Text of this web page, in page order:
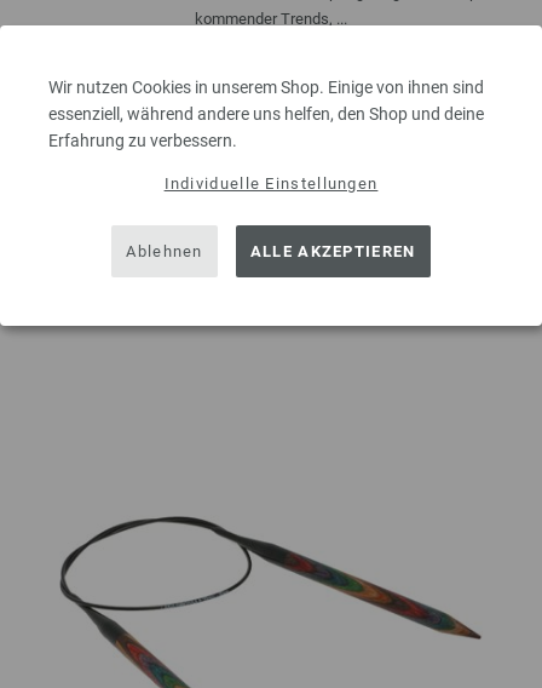
Wir nutzen Cookies in unserem Shop. Einige von ihnen sind
essenziell, während andere uns helfen, den Shop und deine
Erfahrung zu verbessern.
Individuelle Einstellungen
Ablehnen ALLE AKZEPTIEREN
kommender Trends, ...
MENGE